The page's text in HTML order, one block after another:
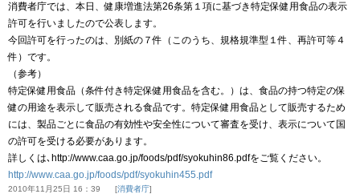
消費者庁では、本日、健康増進法第26条第１項に基づき特定保健用食品の表示
許可を行いましたので公表します。
今回許可を行ったのは、別紙の７件（このうち、規格規準型１件、再許可等４
件）です。
（参考）
特定保健用食品（条件付き特定保健用食品を含む。）は、食品の持つ特定の保
健の用途を表示して販売される食品です。特定保健用食品として販売するため
には、製品ごとに食品の有効性や安全性について審査を受け、表示について国
の許可を受ける必要があります。
詳しくは､http://www.caa.go.jp/foods/pdf/syokuhin86.pdfをご覧ください。
http://www.caa.go.jp/foods/pdf/syokuhin455.pdf
2010年11月25日 16：39 消費者庁